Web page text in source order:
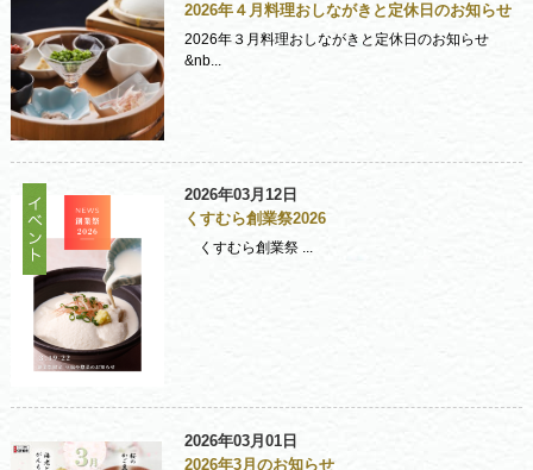
2026年４月料理おしながきと定休日のお知らせ
2026年３月料理おしながきと定休日のお知らせ
&nb...
2026年03月12日
くすむら創業祭2026
くすむら創業祭 ...
2026年03月01日
2026年3月のお知らせ